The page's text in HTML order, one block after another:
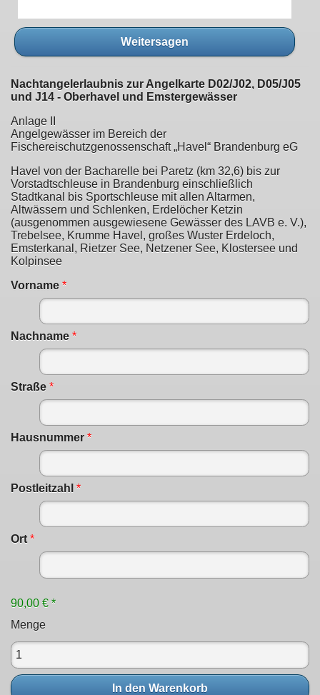
Weitersagen
Nachtangelerlaubnis zur Angelkarte D02/J02, D05/J05
und J14 - Oberhavel und Emstergewässer
Anlage II
Angelgewässer im Bereich der
Fischereischutzgenossenschaft „Havel“ Brandenburg eG
Havel von der Bacharelle bei Paretz (km 32,6) bis zur
Vorstadtschleuse in Brandenburg einschließlich
Stadtkanal bis Sportschleuse mit allen Altarmen,
Altwässern und Schlenken, Erdelöcher Ketzin
(ausgenommen ausgewiesene Gewässer des LAVB e. V.),
Trebelsee, Krumme Havel, großes Wuster Erdeloch,
Emsterkanal, Rietzer See, Netzener See, Klostersee und
Kolpinsee
Vorname *
Nachname *
Straße *
Hausnummer *
Postleitzahl *
Ort *
90,00 € *
Menge
In den Warenkorb